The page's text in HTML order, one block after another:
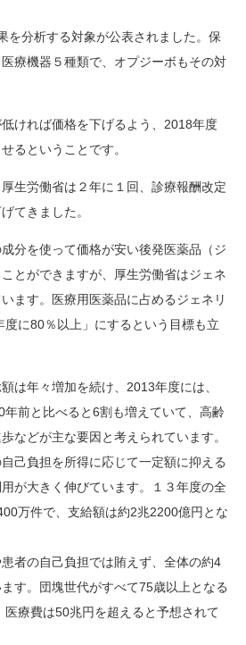
を分析する対象が公表されました。保
療機器５種類で、オプジーボもその対
ければ価格を下げるよう、2018年度
るということです。
生労働省は２年に１回、診療報酬改定
てきました。
分を使って価格が安い後発医薬品（ジ
とができますが、厚生労働省はジェネ
ます。医療用医薬品に占めるジェネリ
度に80％以上」にするという目標も立
は年々増加を続け、2013年度には、
前と比べると6割も増えていて、高齢
などが主な要因と考えられています。
己負担を所得に応じて一定額に抑える
用が大きく伸びています。１３年度の全
万件で、支給額は約2兆2200億円とな
者の自己負担では賄えず、全体の約4
す。団塊世代がすべて75歳以上となる
療費は50兆円を超えると予想されて